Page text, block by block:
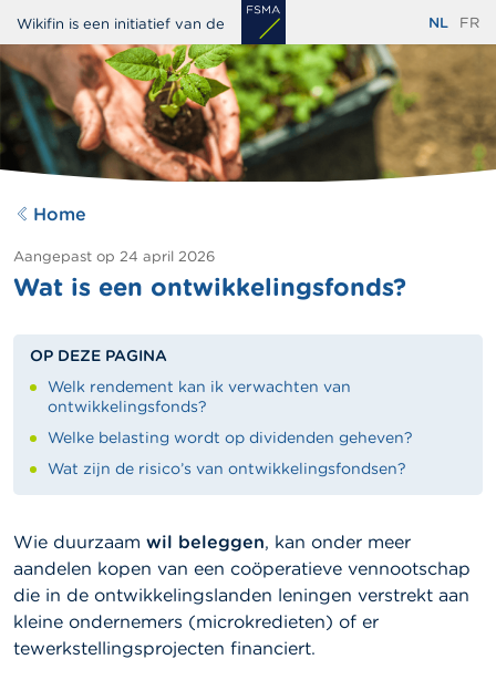
Overslaan
en
naar
de
inhoud
gaan
Wikifin is een initiatief van de NL FR
Home
Aangepast op 24 april 2026
Wat is een ontwikkelingsfonds?
OP DEZE PAGINA
Welk rendement kan ik verwachten van
ontwikkelingsfonds?
Welke belasting wordt op dividenden geheven?
Wat zijn de risico’s van ontwikkelingsfondsen?
Wie duurzaam wil beleggen, kan onder meer
aandelen kopen van een coöperatieve vennootschap
die in de ontwikkelingslanden leningen verstrekt aan
kleine ondernemers (microkredieten) of er
tewerkstellingsprojecten financiert.